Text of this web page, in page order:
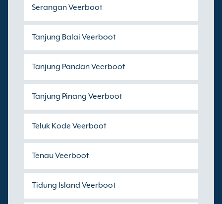
Serangan Veerboot
Tanjung Balai Veerboot
Tanjung Pandan Veerboot
Tanjung Pinang Veerboot
Teluk Kode Veerboot
Tenau Veerboot
Tidung Island Veerboot